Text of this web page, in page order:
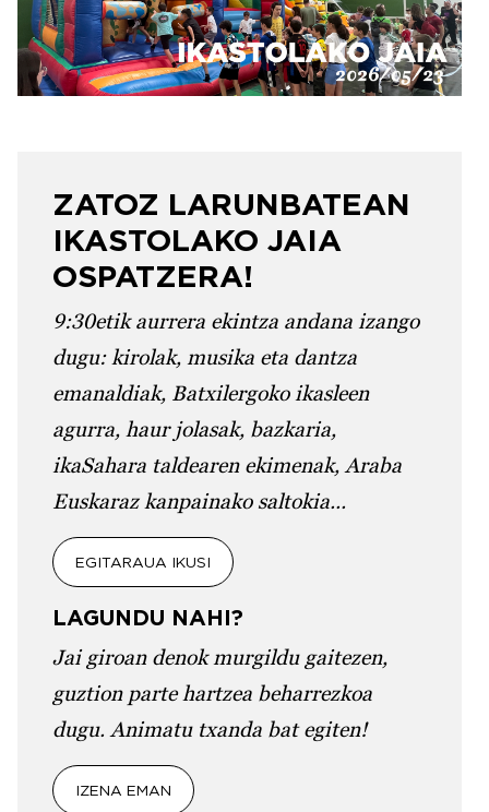
ZATOZ LARUNBATEAN
IKASTOLAKO JAIA
OSPATZERA!
9:30etik aurrera ekintza andana izango
dugu: kirolak, musika eta dantza
emanaldiak, Batxilergoko ikasleen
agurra, haur jolasak, bazkaria,
ikaSahara taldearen ekimenak, Araba
Euskaraz kanpainako saltokia...
EGITARAUA IKUSI
LAGUNDU NAHI?
Jai giroan denok murgildu gaitezen,
guztion parte hartzea beharrezkoa
dugu. Animatu txanda bat egiten!
IZENA EMAN